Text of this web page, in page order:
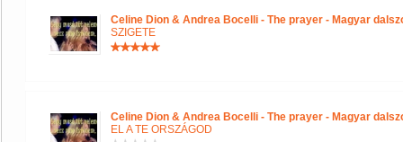
Celine Dion & Andrea Bocelli - The prayer - Magyar
SZIGETE
Celine Dion & Andrea Bocelli - The prayer - Magyar
EL A TE ORSZÁGOD